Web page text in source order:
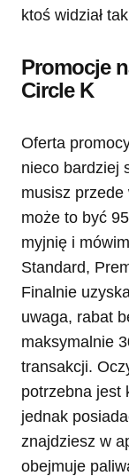
ktoś widział
Promocje
Circle K
Oferta
nieco bardziej
musisz
może to być
myjnię i
Standard,
Finalnie
uwaga, rabat
maksymalnie
transakcji.
potrzebna jest
jednak
znajdziesz w
obejmuje